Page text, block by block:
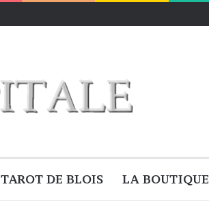
TAROT DE BLOIS LA BOUTIQUE